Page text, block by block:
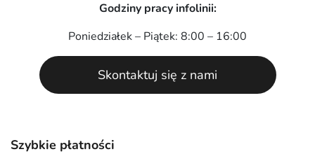
Szybkie płatności
Godziny pracy infolinii:
Poniedziałek – Piątek: 8:00 – 16:00
Skontaktuj się z nami